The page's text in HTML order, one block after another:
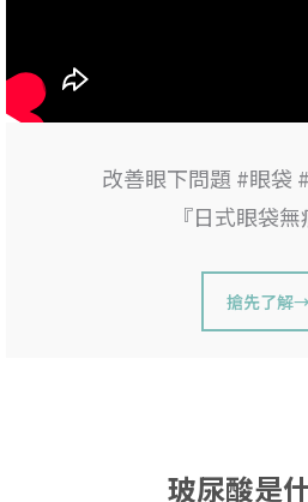
改善眼下問題 #眼袋
『日式眼袋無
搶先了解
玻尿酸是